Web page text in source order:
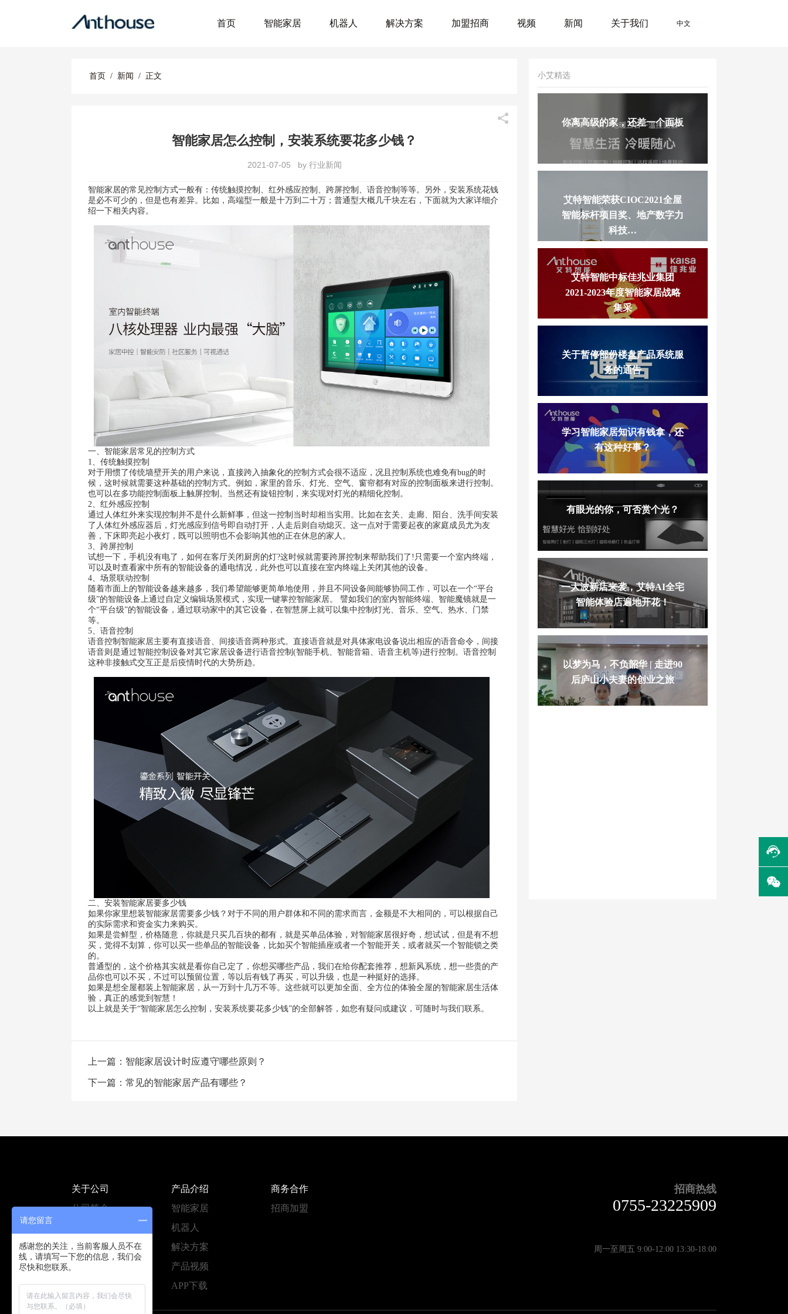
首页 智能家居 机器人 解决方案 加盟招商 视频 新闻 关于我们 中文
首页 / 新闻 / 正文
智能家居怎么控制，安装系统要花多少钱？
2021-07-05 by 行业新闻
智能家居的常见控制方式一般有：传统触摸控制、红外感应控制、跨屏控制、语音控制等等。另外，安装系统花钱
是必不可少的，但是也有差异。比如，高端型一般是十万到二十万；普通型大概几千块左右，下面就为大家详细介
绍一下相关内容。
一、智能家居常见的控制方式
1、传统触摸控制
对于用惯了传统墙壁开关的用户来说，直接跨入抽象化的控制方式会很不适应，况且控制系统也难免有bug的时
候，这时候就需要这种基础的控制方式。例如，家里的音乐、灯光、空气、窗帘都有对应的控制面板来进行控制。
也可以在多功能控制面板上触屏控制。当然还有旋钮控制，来实现对灯光的精细化控制。
2、红外感应控制
通过人体红外来实现控制并不是什么新鲜事，但这一控制当时却相当实用。比如在玄关、走廊、阳台、洗手间安装
了人体红外感应器后，灯光感应到信号即自动打开，人走后则自动熄灭。这一点对于需要起夜的家庭成员尤为友
善，下床即亮起小夜灯，既可以照明也不会影响其他的正在休息的家人。
3、跨屏控制
试想一下，手机没有电了，如何在客厅关闭厨房的灯?这时候就需要跨屏控制来帮助我们了!只需要一个室内终端，
可以及时查看家中所有的智能设备的通电情况，此外也可以直接在室内终端上关闭其他的设备。
4、场景联动控制
随着市面上的智能设备越来越多，我们希望能够更简单地使用，并且不同设备间能够协同工作，可以在一个“平台
级”的智能设备上通过自定义编辑场景模式，实现一键掌控智能家居。 譬如我们的室内智能终端、智能魔镜就是一
个“平台级”的智能设备，通过联动家中的其它设备，在智慧屏上就可以集中控制灯光、音乐、空气、热水、门禁
等。
5、语音控制
语音控制智能家居主要有直接语音、间接语音两种形式。直接语音就是对具体家电设备说出相应的语音命令，间接
语音则是通过智能控制设备对其它家居设备进行语音控制(智能手机、智能音箱、语音主机等)进行控制。语音控制
这种非接触式交互正是后疫情时代的大势所趋。
二、安装智能家居要多少钱
如果你家里想装智能家居需要多少钱？对于不同的用户群体和不同的需求而言，金额是不大相同的，可以根据自己
的实际需求和资金实力来购买。
如果是尝鲜型，价格随意，你就是只买几百块的都有，就是买单品体验，对智能家居很好奇，想试试，但是有不想
买，觉得不划算，你可以买一些单品的智能设备，比如买个智能插座或者一个智能开关，或者就买一个智能锁之类
的。
普通型的，这个价格其实就是看你自己定了，你想买哪些产品，我们在给你配套推荐，想新风系统，想一些贵的产
品你也可以不买，不过可以预留位置，等以后有钱了再买，可以升级，也是一种挺好的选择。
如果是想全屋都装上智能家居，从一万到十几万不等。这些就可以更加全面、全方位的体验全屋的智能家居生活体
验，真正的感觉到智慧！
以上就是关于“智能家居怎么控制，安装系统要花多少钱”的全部解答，如您有疑问或建议，可随时与我们联系。
上一篇： 智能家居设计时应遵守哪些原则？
下一篇： 常见的智能家居产品有哪些？
小艾精选
你离高级的家，还差一个面板
艾特智能荣获CIOC2021全屋
智能标杆项目奖、地产数字力
科技…
艾特智能中标佳兆业集团
2021-2023年度智能家居战略
集采
关于暂停部份楼盘产品系统服
务的通告
学习智能家居知识有钱拿，还
有这种好事？
有眼光的你，可否赏个光？
一大波新店来袭，艾特AI全宅
智能体验店遍地开花！
以梦为马，不负韶华 | 走进90
后庐山小夫妻的创业之旅
关于公司
公司简介
联系我们
产品介绍
智能家居
机器人
解决方案
产品视频
APP下载
商务合作
招商加盟
招商热线
0755-23225909
周一至周五 9:00-12:00 13:30-18:00
请您留言
感谢您的关注，当前客服人员不在
线，请填写一下您的信息，我们会
尽快和您联系。